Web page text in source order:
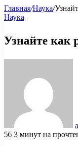
Главная/Наука/
Наука
Узнайте как
56 3 минут на